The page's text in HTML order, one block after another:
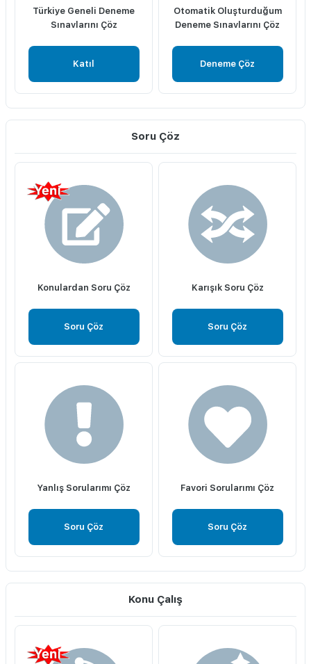
Türkiye Geneli Deneme
Sınavlarını Çöz
Katıl
Otomatik Oluşturduğum
Deneme Sınavlarını Çöz
Deneme Çöz
Soru Çöz
Konulardan Soru Çöz
Soru Çöz
Karışık Soru Çöz
Soru Çöz
Yanlış Sorularımı Çöz
Soru Çöz
Favori Sorularımı Çöz
Soru Çöz
Konu Çalış